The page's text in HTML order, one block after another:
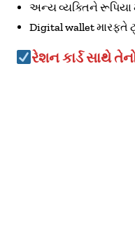
અન્ય વ્યક્તિને રૂપિયા
Digital wallet મારફતે
રેશન કાર્ડ સાથે